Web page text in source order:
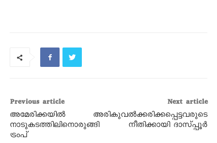
Previous article
അമേരിക്കയിൽ
നാടുകടത്തിലിനൊരുങ്ങി
ട്രംപ്‌
Next article
അരികുവൽക്കരിക്കപ്പെട്ടവരുടെ
നീതിക്കായി ദാസ്‌പ്പൂർ